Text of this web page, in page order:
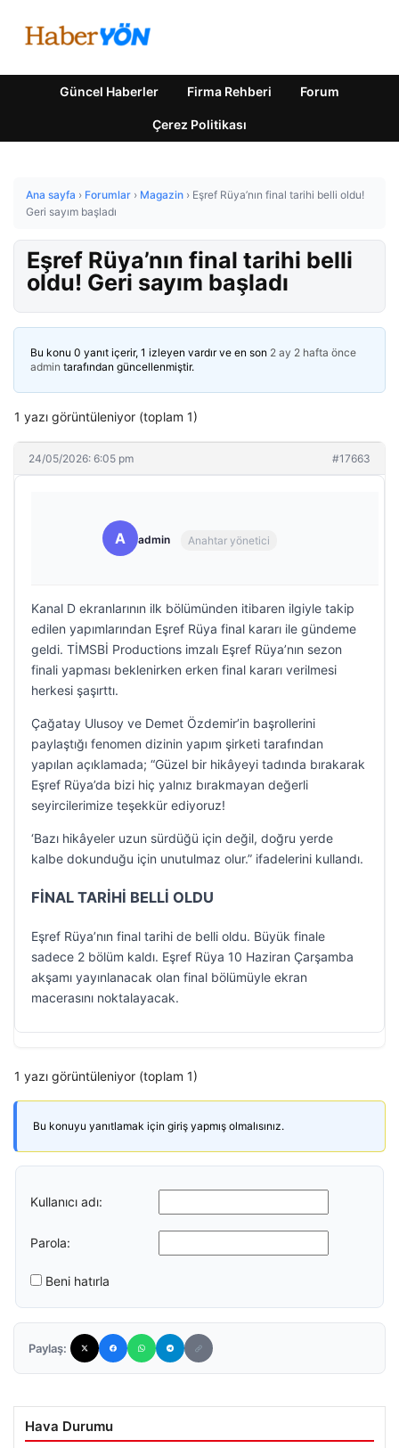
Güncel Haberler Firma Rehberi Forum
Çerez Politikası
Ana sayfa › Forumlar › Magazin › Eşref Rüya’nın final tarihi belli oldu!
Geri sayım başladı
Eşref Rüya’nın final tarihi belli
oldu! Geri sayım başladı
Bu konu 0 yanıt içerir, 1 izleyen vardır ve en son 2 ay 2 hafta önce
admin tarafından güncellenmiştir.
1 yazı görüntüleniyor (toplam 1)
24/05/2026: 6:05 pm #17663
A admin Anahtar yönetici
Kanal D ekranlarının ilk bölümünden itibaren ilgiyle takip
edilen yapımlarından Eşref Rüya final kararı ile gündeme
geldi. TİMSBİ Productions imzalı Eşref Rüya’nın sezon
finali yapması beklenirken erken final kararı verilmesi
herkesi şaşırttı.
Çağatay Ulusoy ve Demet Özdemir’in başrollerini
paylaştığı fenomen dizinin yapım şirketi tarafından
yapılan açıklamada; “Güzel bir hikâyeyi tadında bırakarak
Eşref Rüya’da bizi hiç yalnız bırakmayan değerli
seyircilerimize teşekkür ediyoruz!
‘Bazı hikâyeler uzun sürdüğü için değil, doğru yerde
kalbe dokunduğu için unutulmaz olur.” ifadelerini kullandı.
FİNAL TARİHİ BELLİ OLDU
Eşref Rüya’nın final tarihi de belli oldu. Büyük finale
sadece 2 bölüm kaldı. Eşref Rüya 10 Haziran Çarşamba
akşamı yayınlanacak olan final bölümüyle ekran
macerasını noktalayacak.
1 yazı görüntüleniyor (toplam 1)
Bu konuyu yanıtlamak için giriş yapmış olmalısınız.
Kullanıcı adı:
Parola:
Beni hatırla
Paylaş:
Hava Durumu